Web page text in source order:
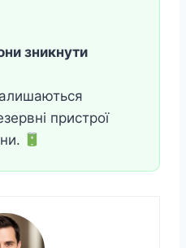
зникнути
пристрої